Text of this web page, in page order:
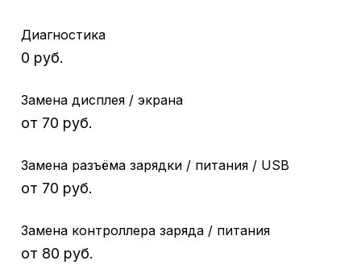
Диагностика
0 руб.
Замена дисплея / экрана
от 70 руб.
Замена разъёма зарядки / питания / USB
от 70 руб.
Замена контроллера заряда / питания
от 80 руб.